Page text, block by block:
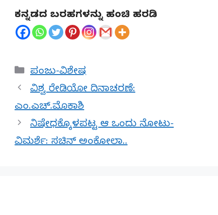
ಕನ್ನಡದ ಬರಹಗಳನ್ನು ಹಂಚಿ ಹರಡಿ
Categories
ಪಂಜು-ವಿಶೇಷ
ವಿಶ್ವ ರೇಡಿಯೋ ದಿನಾಚರಣೆ:
ಎಂ.ಎಚ್.ಮೊಕಾಶಿ
ನಿಷೇಧಕ್ಕೊಳಪಟ್ಟ ಆ ಒಂದು ನೋಟು-
ವಿಮರ್ಶೆ: ಸಚಿನ್ ಅಂಕೋಲಾ..